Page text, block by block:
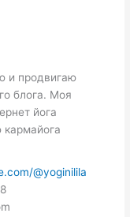
и продвигаю
блога. Моя
йога
@yoginilila